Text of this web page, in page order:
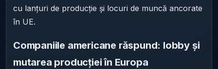
cu lanțuri de producție și locuri de muncă ancorate
în UE.
Companiile americane răspund: lobby și
mutarea producției în Europa